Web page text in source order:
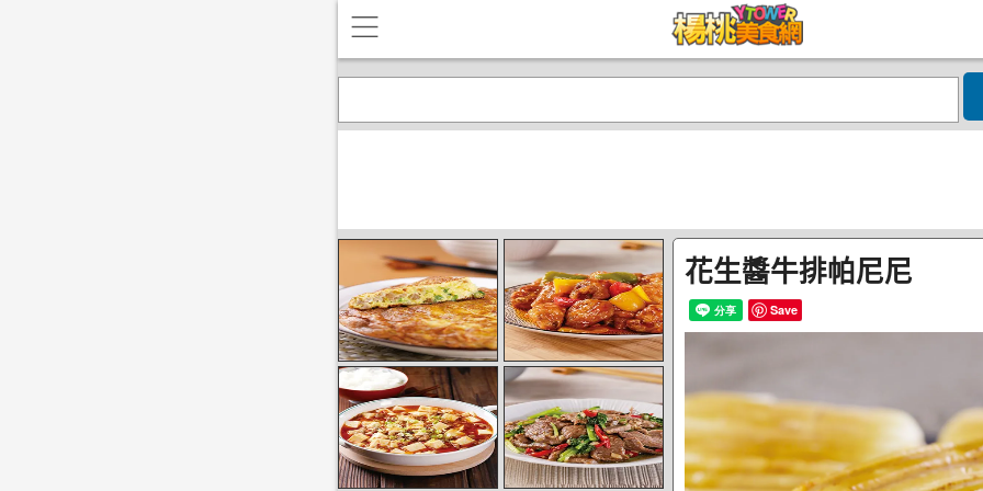
花生醬牛排帕尼尼
Save